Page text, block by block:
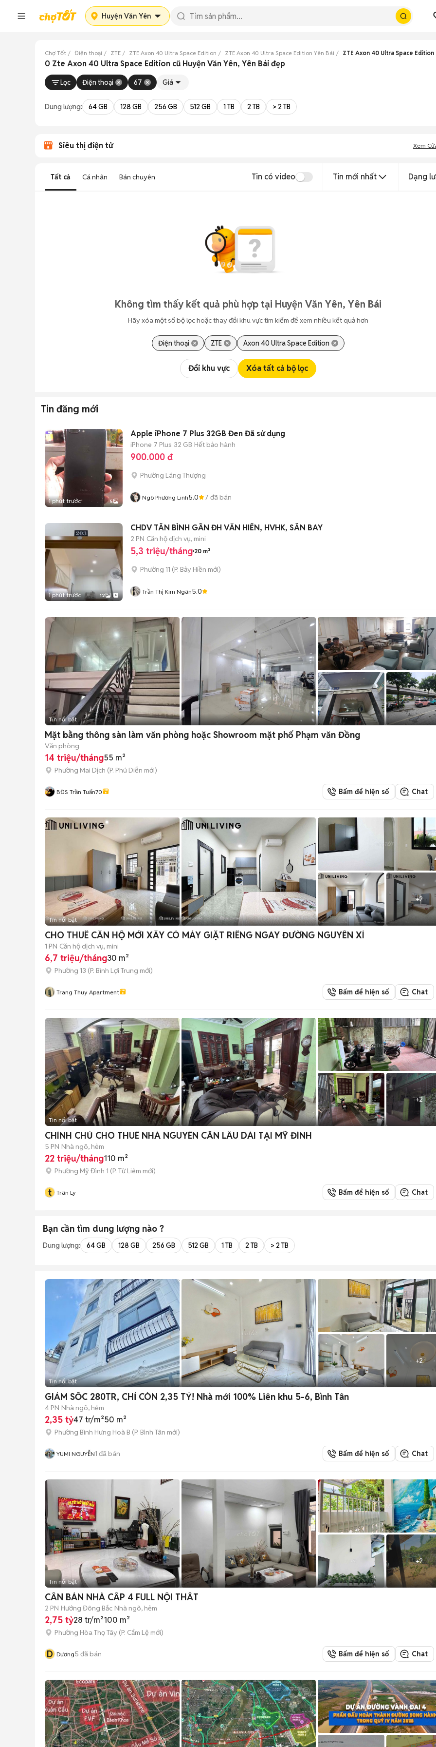
Huyện Văn Yên
Chợ Tốt Điện thoại ZTE ZTE Axon 40 Ultra Space Edition ZTE Axon 40 Ultra Space Edition Yên Bái ZTE Axon 40 Ultra Space Edition
0 Zte Axon 40 Ultra Space Edition cũ Huyện Văn Yên, Yên Bái đẹp
Lọc Điện thoại 67 Giá
Dung lượng: 64 GB 128 GB 256 GB 512 GB 1 TB 2 TB > 2 TB
Siêu thị điện tử Xem
Tất cả Cá nhân Bán chuyên Tin có video Tin mới nhất Dạng
Không tìm thấy kết quả phù hợp tại Huyện Văn Yên, Yên Bái
Hãy xóa một số bộ lọc hoặc thay đổi khu vực tìm kiếm để xem nhiều kết quả hơn
Điện thoại ZTE Axon 40 Ultra Space Edition
Đổi khu vực Xóa tất cả bộ lọc
Tin đăng mới
1 phút trước 5
Apple iPhone 7 Plus 32GB Đen Đã sử dụng
iPhone 7 Plus 32 GB Hết bảo hành
900.000 đ
Phường Láng Thượng
Ngô Phương Linh5.0 7 đã bán
1 phút trước 12
CHDV TÂN BÌNH GẦN ĐH VĂN HIẾN, HVHK, SÂN BAY
2 PN Căn hộ dịch vụ, mini
5,3 triệu/tháng 20 m²
Phường 11 (P. Bảy Hiền mới)
Trần Thị Kim Ngân5.0
Tin nổi bật
Mặt bằng thông sàn làm văn phòng hoặc Showroom mặt phố Phạm văn Đồng
Văn phòng
14 triệu/tháng55 m²
Phường Mai Dịch (P. Phú Diễn mới)
BĐS Trần Tuấn70 Bấm để hiện số Chat
+2
Tin nổi bật
CHO THUÊ CĂN HỘ MỚI XÂY CÓ MÁY GIẶT RIÊNG NGAY ĐƯỜNG NGUYỄN XÍ
1 PN Căn hộ dịch vụ, mini
6,7 triệu/tháng30 m²
Phường 13 (P. Bình Lợi Trung mới)
Trang Thuy Apartment Bấm để hiện số Chat
+2
Tin nổi bật
CHÍNH CHỦ CHO THUÊ NHÀ NGUYÊN CĂN LÂU DÀI TẠI MỸ ĐÌNH
5 PN Nhà ngõ, hẻm
22 triệu/tháng110 m²
Phường Mỹ Đình 1 (P. Từ Liêm mới)
t Trân Ly Bấm để hiện số Chat
Bạn cần tìm dung lượng nào ?
Dung lượng: 64 GB 128 GB 256 GB 512 GB 1 TB 2 TB > 2 TB
+2
Tin nổi bật
GIẢM SỐC 280TR, CHỈ CÒN 2,35 TỶ! Nhà mới 100% Liên khu 5-6, Bình Tân
4 PN Nhà ngõ, hẻm
2,35 tỷ47 tr/m²50 m²
Phường Bình Hưng Hoà B (P. Bình Tân mới)
YUMI NGUYỄN1 đã bán Bấm để hiện số Chat
+2
Tin nổi bật
CẦN BÁN NHÀ CẤP 4 FULL NỘI THẤT
2 PN Hướng Đông Bắc Nhà ngõ, hẻm
2,75 tỷ28 tr/m²100 m²
Phường Hòa Thọ Tây (P. Cẩm Lệ mới)
D Dương5 đã bán Bấm để hiện số Chat